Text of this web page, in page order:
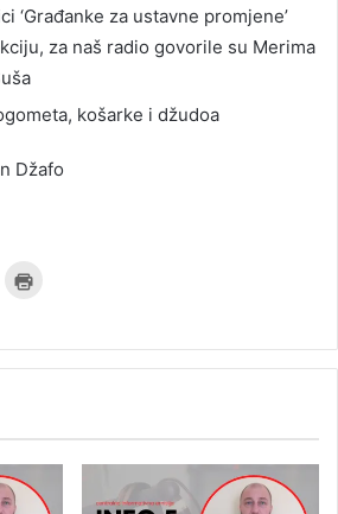
‘Građanke za ustavne promjene’
za naš radio govorile su Merima
košarke i džudoa
Džafo
t
p
t
(
O
e
n